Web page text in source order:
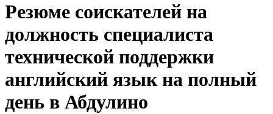
Резюме соискателей на
должность специалиста
технической поддержки
английский язык на полный
день в Абдулино